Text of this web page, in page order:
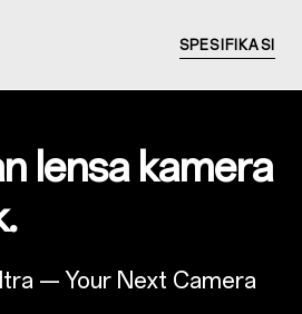
SPESIFIKASI
lensa kamera
— Your Next Camera